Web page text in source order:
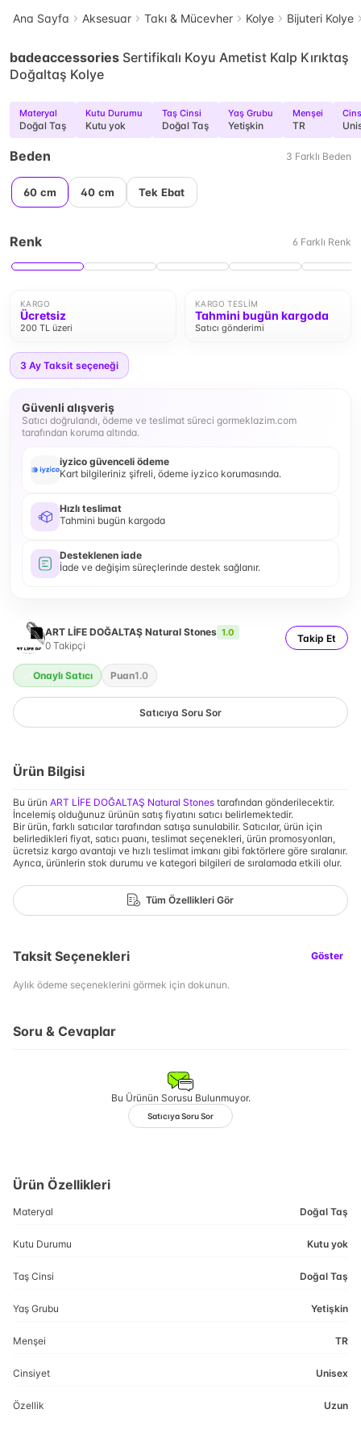
Ana Sayfa Aksesuar Takı & Mücevher Kolye Bijuteri Kolye
badeaccessories Sertifikalı Koyu Ametist Kalp Kırıktaş
Doğaltaş Kolye
Materyal
Doğal Taş
Kutu Durumu
Kutu yok
Taş Cinsi
Doğal Taş
Yaş Grubu
Yetişkin
Menşei
TR
Beden 3 Farklı Beden
60 cm 40 cm Tek Ebat
Renk 6 Farklı Renk
KARGO
Ücretsiz
200 TL üzeri
KARGO TESLIM
Tahmini bugün kargoda
Satıcı gönderimi
3 Ay Taksit seçeneği
Güvenli alışveriş
Satıcı doğrulandı, ödeme ve teslimat süreci gormeklazim.com
tarafından koruma altında.
iyzico güvenceli ödeme
Kart bilgileriniz şifreli, ödeme iyzico korumasında.
Hızlı teslimat
Tahmini bugün kargoda
Desteklenen iade
İade ve değişim süreçlerinde destek sağlanır.
ART LİFE DOĞALTAŞ Natural Stones 1.0
0 Takipçi
Takip Et
Onaylı Satıcı Puan1.0
Satıcıya Soru Sor
Ürün Bilgisi
Bu ürün ART LİFE DOĞALTAŞ Natural Stones tarafından gönderilecektir.
İncelemiş olduğunuz ürünün satış fiyatını satıcı belirlemektedir.
Bir ürün, farklı satıcılar tarafından satışa sunulabilir. Satıcılar, ürün için
belirledikleri fiyat, satıcı puanı, teslimat seçenekleri, ürün promosyonları,
ücretsiz kargo avantajı ve hızlı teslimat imkanı gibi faktörlere göre sıralanır.
Ayrıca, ürünlerin stok durumu ve kategori bilgileri de sıralamada etkili olur.
Tüm Özellikleri Gör
Taksit Seçenekleri Göster
Aylık ödeme seçeneklerini görmek için dokunun.
Soru & Cevaplar
Bu Ürünün Sorusu Bulunmuyor.
Satıcıya Soru Sor
Ürün Özellikleri
Materyal Doğal Taş
Kutu Durumu Kutu yok
Taş Cinsi Doğal Taş
Yaş Grubu Yetişkin
Menşei TR
Cinsiyet Unisex
Özellik Uzun